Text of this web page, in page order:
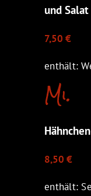
und Salat
7,50 €
enthält:
Mi.
8,50 €
enthält: